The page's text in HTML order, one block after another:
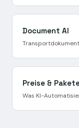
Document AI
Preise &
Was KI-